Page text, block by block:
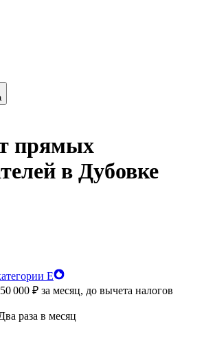
прямых
в Дубовке
Е
000 ₽ за месяц, до вычета налогов
раза в месяц